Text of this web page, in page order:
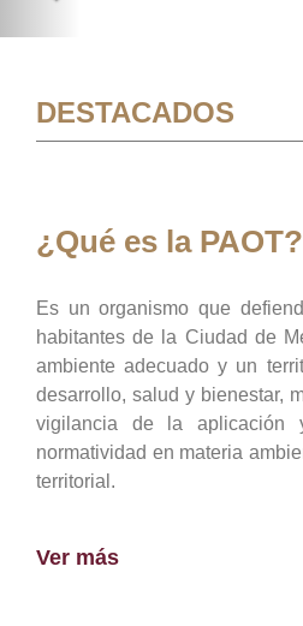
DESTACADOS
¿Qué es la PAOT?
Es un organismo que
habitantes de la Ciudad de
ambiente adecuado y un
desarrollo, salud y bienestar,
vigilancia de la aplicación
normatividad en materia
territorial.
Ver más